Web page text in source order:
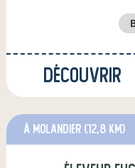
Découvrir
à Molandier (12,8 km)